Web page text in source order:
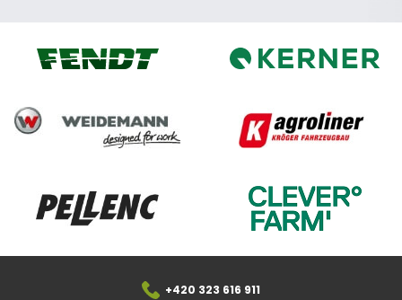
Fendt Kerner
Weidemann Agroliner
Pellenc CleverFarm
+420 323 616 911